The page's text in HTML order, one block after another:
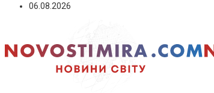
06.08.2026